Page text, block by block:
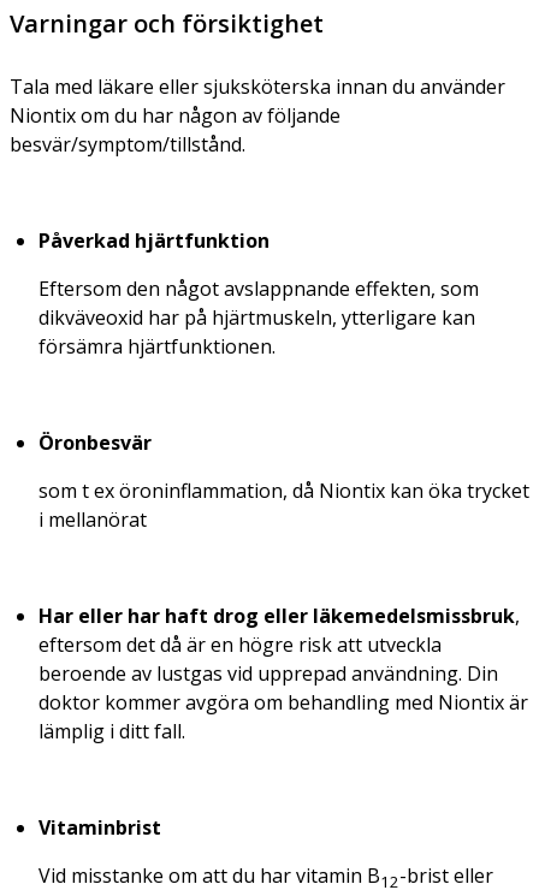
Varningar och försiktighet
Tala med läkare eller sjuksköterska innan du använder
Niontix om du har någon av följande
besvär/symptom/tillstånd.
Påverkad hjärtfunktion
Eftersom den något avslappnande effekten, som
dikväveoxid har på hjärtmuskeln, ytterligare kan
försämra hjärtfunktionen.
Öronbesvär
som t ex öroninflammation, då Niontix kan öka trycket
i mellanörat
Har eller har haft drog eller läkemedelsmissbruk,
eftersom det då är en högre risk att utveckla
beroende av lustgas vid upprepad användning. Din
doktor kommer avgöra om behandling med Niontix är
lämplig i ditt fall.
Vitaminbrist
Vid misstanke om att du har vitamin B12-brist eller